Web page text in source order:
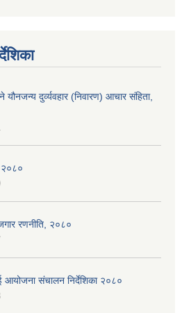
यौनजन्य दुर्व्यवहार (निवारण) आचार संहिता,
२०८०
रणनीति, २०८०
आयोजना संचालन निर्देशिका २०८०